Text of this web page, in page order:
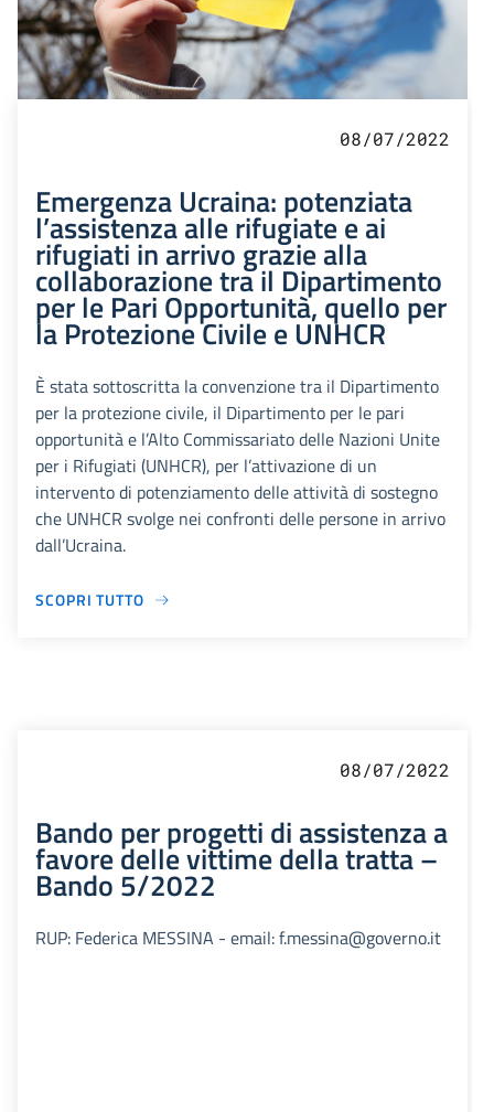
08/07/2022
Emergenza Ucraina: potenziata
l’assistenza alle rifugiate e ai
rifugiati in arrivo grazie alla
collaborazione tra il Dipartimento
per le Pari Opportunità, quello per
la Protezione Civile e UNHCR
È stata sottoscritta la convenzione tra il Dipartimento
per la protezione civile, il Dipartimento per le pari
opportunità e l’Alto Commissariato delle Nazioni Unite
per i Rifugiati (UNHCR), per l’attivazione di un
intervento di potenziamento delle attività di sostegno
che UNHCR svolge nei confronti delle persone in arrivo
dall’Ucraina.
SCOPRI TUTTO
08/07/2022
Bando per progetti di assistenza a
favore delle vittime della tratta –
Bando 5/2022
RUP: Federica MESSINA - email: f.messina@governo.it